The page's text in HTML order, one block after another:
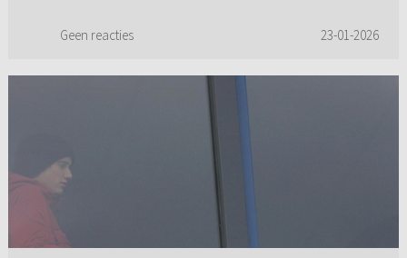
Geen reacties 23-01-2026